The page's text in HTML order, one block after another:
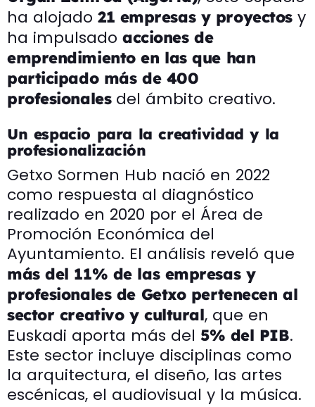
ha alojado 21 empresas y proyectosy
ha impulsado acciones de
emprendimiento en las que han
participado más de 400
profesionalesdel ámbito creativo.
Un espacio para la creatividad y la
profesionalización
Getxo Sormen Hub nació en 2022
como respuesta al diagnóstico
realizado en 2020 por el Área de
Promoción Económica del
Ayuntamiento. El análisis reveló que
más del 11% de las empresas y
profesionales de Getxo pertenecen al
sector creativo y cultural, que en
Euskadi aporta más del 5% del PIB.
Este sector incluye disciplinas como
la arquitectura, el diseño, las artes
escénicas, el audiovisual y la música.